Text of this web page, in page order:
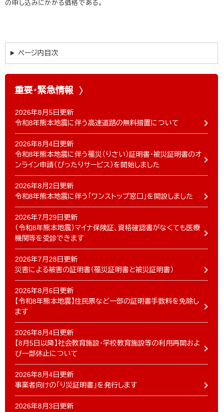
の申し込みにかかる価格である。
ページ内目次
重要・緊急情報
2026年8月5日更新
令和8年熊本地震に伴う高速道路の無料措置について
2026年8月4日更新
令和8年熊本地震に伴う罹災（りさい）証明書・被災証明書のオ
ンライン申請（ぴったりサービス）を開始しました
2026年8月2日更新
令和8年熊本地震に伴う「ワンストップ窓口」を開設しました
2026年7月29日更新
（令和8年熊本地震）マイナ保険証、資格確認書がなくても医療
機関等を受診できます
2026年7月28日更新
災害による被害の証明書（罹災証明書と被災証明書）
2026年8月6日更新
【令和8年熊本地震】住民票など一部の証明書手数料を免除し
ます
2026年8月4日更新
【8月5日以降】社会教育施設・学校教育施設等の利用再開およ
び一部休止について
2026年8月4日更新
事業者向けの「り災証明書」を発行します
2026年8月3日更新